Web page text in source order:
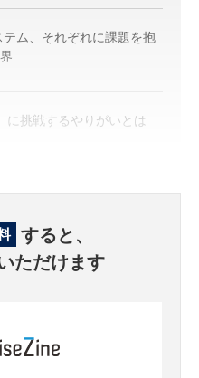
ム、それぞれに課題を抱
に挑戦するやりがいとは
すると、
ただけます